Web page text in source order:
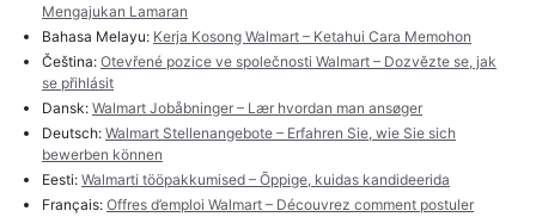
Mengajukan Lamaran
Bahasa Melayu: Kerja Kosong Walmart – Ketahui Cara Memohon
Čeština: Otevřené pozice ve společnosti Walmart – Dozvězte se, jak
se přihlásit
Dansk: Walmart Jobåbninger – Lær hvordan man ansøger
Deutsch: Walmart Stellenangebote – Erfahren Sie, wie Sie sich
bewerben können
Eesti: Walmarti tööpakkumised – Õppige, kuidas kandideerida
Français: Offres d’emploi Walmart – Découvrez comment postuler